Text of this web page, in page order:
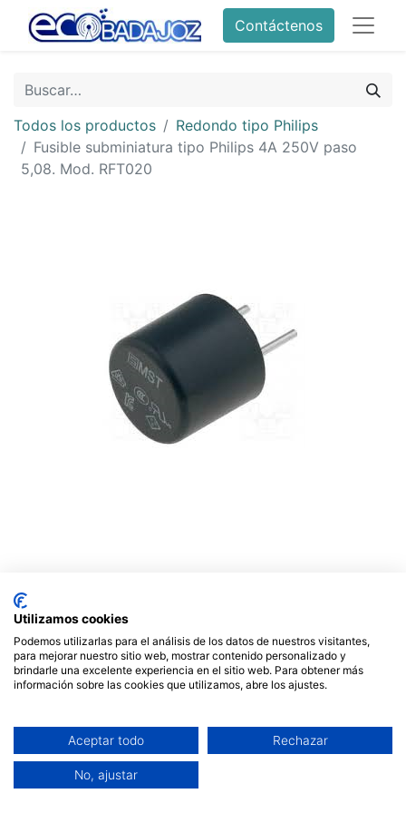
Contáctenos
Todos los productos
Redondo tipo Philips
Fusible subminiatura tipo Philips 4A 250V paso
5,08. Mod. RFT020
Fusible subminiatura tipo
Philips 4A 250V paso 5,08.
Mod. RFT020
0,68€
AÑADIR AL CARRITO
Utilizamos cookies
Podemos utilizarlas para el análisis de los datos de nuestros visitantes,
para mejorar nuestro sitio web, mostrar contenido personalizado y
brindarle una excelente experiencia en el sitio web. Para obtener más
información sobre las cookies que utilizamos, abre los ajustes.
Aceptar todo Rechazar
No, ajustar